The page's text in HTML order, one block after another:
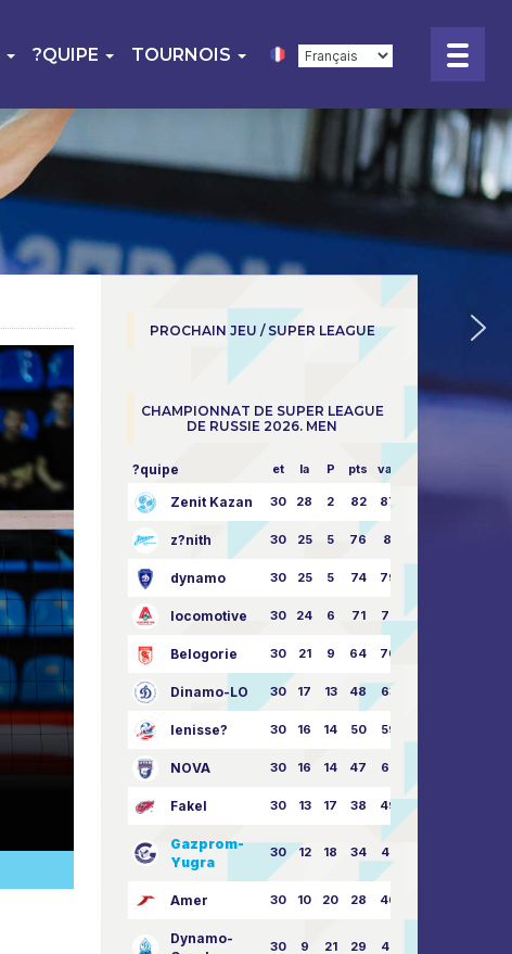
?QUIPE TOURNOIS
PROCHAIN JEU / SUPER LEAGUE
CHAMPIONNAT DE SUPER LEAGUE
DE RUSSIE 2026. MEN
?quipe et la P pts vapeur
Zenit Kazan 30 28 2 82 87:24
z?nith 30 25 5 76 81:21
dynamo 30 25 5 74 79:26
locomotive 30 24 6 71 77:33
Belogorie 30 21 9 64 70:40
Dinamo-LO 30 17 13 48 63:57
Ienisse? 30 16 14 50 59:53
NOVA 30 16 14 47 62:58
Fakel 30 13 17 38 49:62
Gazprom-
Yugra
30 12 18 34 45:63
Amer 30 10 20 28 46:73
Dynamo-
30 9 21 29 41:70